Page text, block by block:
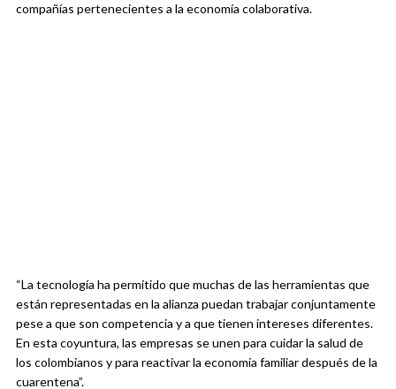
compañías pertenecientes a la economía colaborativa.
“La tecnología ha permitido que muchas de las herramientas que
están representadas en la alianza puedan trabajar conjuntamente
pese a que son competencia y a que tienen intereses diferentes.
En esta coyuntura, las empresas se unen para cuidar la salud de
los colombianos y para reactivar la economía familiar después de la
cuarentena”.